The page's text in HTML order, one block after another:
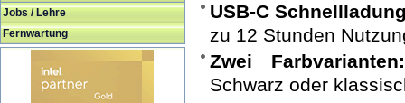
Jobs / Lehre
Fernwartung
USB-C
zu 12 Stunden
Zwei
Schwarz oder